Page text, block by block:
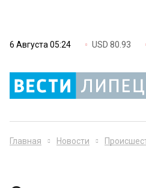
6 Августа 05:24 USD 80.93
Главная Новости